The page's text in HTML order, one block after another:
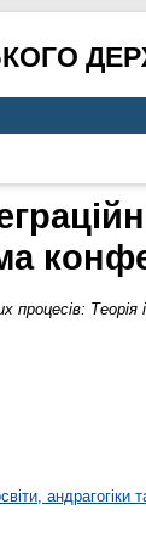
процесів: Теорія
андрагогіки